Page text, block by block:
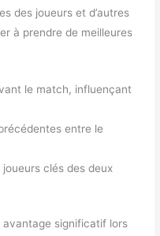
des joueurs et d’autres
à prendre de meilleures
le match, influençant
entre le
clés des deux
significatif lors